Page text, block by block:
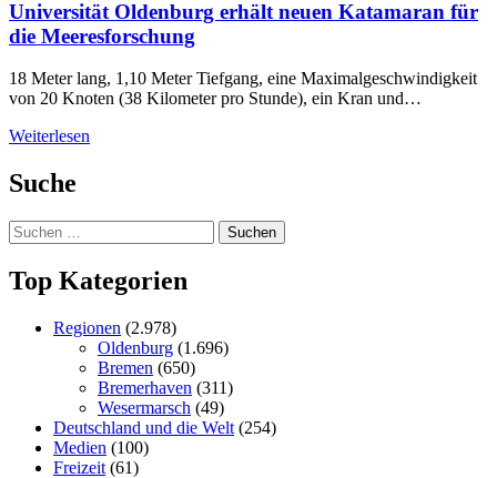
Universität Oldenburg erhält neuen Katamaran für
die Meeresforschung
18 Meter lang, 1,10 Meter Tiefgang, eine Maximalgeschwindigkeit
von 20 Knoten (38 Kilometer pro Stunde), ein Kran und…
Weiterlesen
Suche
Suchen
nach:
Top Kategorien
Regionen (2.978)
Oldenburg (1.696)
Bremen (650)
Bremerhaven (311)
Wesermarsch (49)
Deutschland und die Welt (254)
Medien (100)
Freizeit (61)